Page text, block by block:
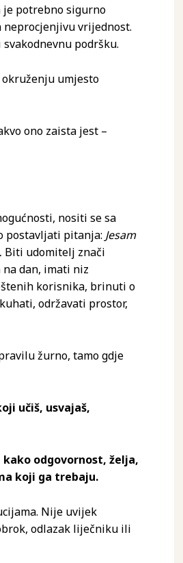
je potrebno sigurno
vrijednost.
podršku.
umjesto
ono zaista jest –
nositi se sa
postavljati pitanja: Jesam
Biti udomitelj znači
dan, imati niz
korisnika, brinuti o
održavati prostor,
žurno, tamo gdje
učiš, usvajaš,
odgovornost, želja,
koji ga trebaju.
Nije uvijek
odlazak liječniku ili